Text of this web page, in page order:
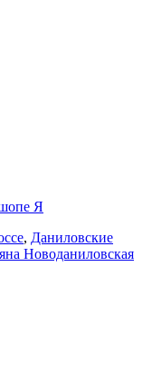
, Даниловские
на Новоданиловская